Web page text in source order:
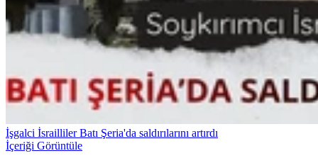
İşgalci İsrailliler Batı Şeria'da saldırılarını artırdı
İçeriği Görüntüle